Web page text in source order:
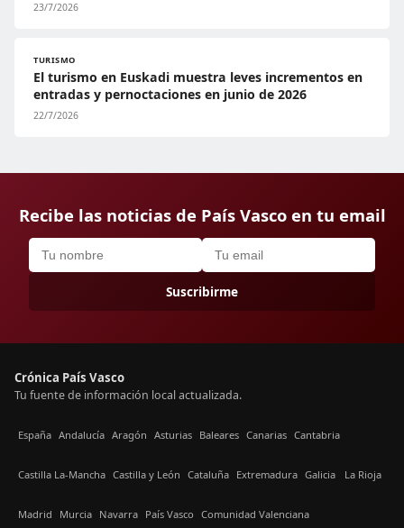
23/7/2026
TURISMO
El turismo en Euskadi muestra leves incrementos en
entradas y pernoctaciones en junio de 2026
22/7/2026
Recibe las noticias de País Vasco en tu email
Suscribirme
Crónica País Vasco
Tu fuente de información local actualizada.
España Andalucía Aragón Asturias Baleares Canarias Cantabria
Castilla La-Mancha Castilla y León Cataluña Extremadura Galicia La Rioja
Madrid Murcia Navarra País Vasco Comunidad Valenciana